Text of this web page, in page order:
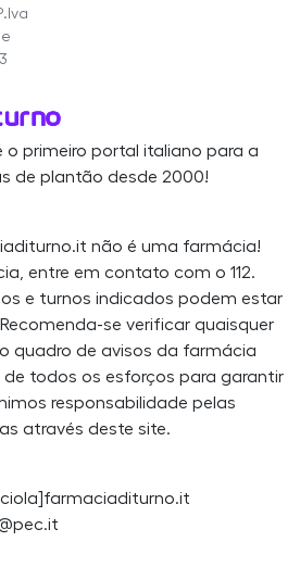
o primeiro portal italiano para a
de plantão desde 2000!
não é uma farmácia!
entre em contato com o 112.
e turnos indicados podem estar
se verificar quaisquer
quadro de avisos da farmácia
de todos os esforços para garantir
responsabilidade pelas
através deste site.